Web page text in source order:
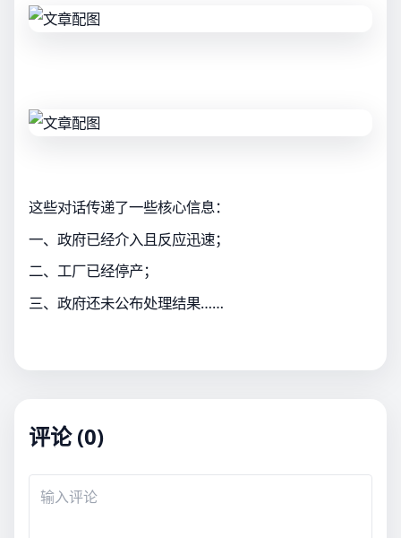
这些对话传递了一些核心信息：
一、政府已经介入且反应迅速；
二、工厂已经停产；
三、政府还未公布处理结果……
评论 (0)